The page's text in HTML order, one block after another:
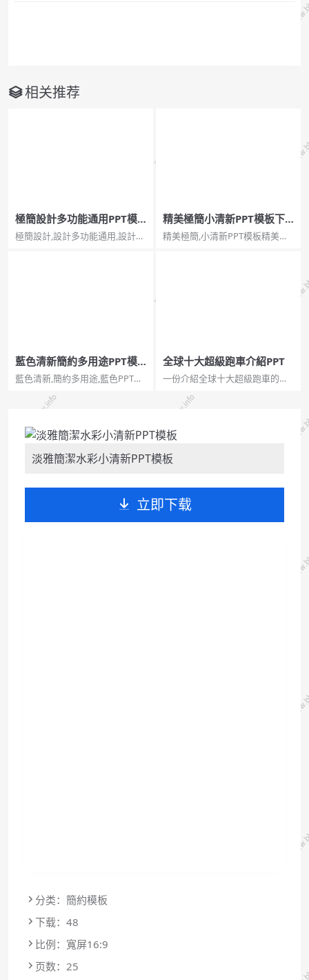
相关推荐
極簡設計多功能通用PPT模
板
極簡設計,設計多功能通用,設計
精美極簡小清新PPT模板下
載
精美極簡,小清新PPT模板精美極
藍色清新簡約多用途PPT模
板
藍色清新,簡約多用途,藍色PPT模
板。一份清新簡約的幻燈片模
板，清爽藍色主色調，動態無縫
全球十大超級跑車介紹PPT
一份介紹全球十大超級跑車的
倫P1。法拉利LaFerrari。保時捷
918 Spyder。BMW i8。柯尼賽格
AMG GT。蘭博基尼Hur...
淡雅簡潔水彩小清新PPT模板
立即下载
分类：簡約模板
下载：48
比例：寬屏16:9
页数：25